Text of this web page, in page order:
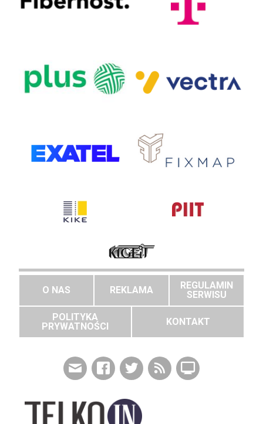
O NAS REKLAMA
REGULAMIN
SERWISU
POLITYKA
PRYWATNOŚCI
KONTAKT